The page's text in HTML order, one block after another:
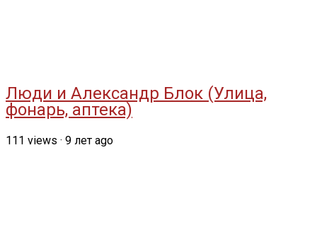
Люди и Александр Блок (Улица,
фонарь, аптека)
111 views · 9 лет ago